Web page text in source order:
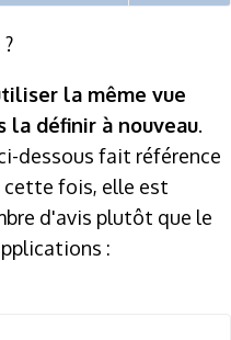
la même vue
la définir à nouveau.
dessous fait référence
cette fois, elle est
d'avis plutôt que le
: